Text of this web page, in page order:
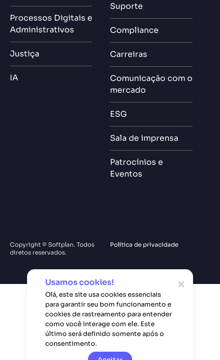
Processos Digitais e
Administrativos
Justiça
IA
Suporte
Compliance
Carreiras
Comunicação com o
mercado
ESG
Sala de imprensa
Patrocínios e
Eventos
Copyright © Softplan. Todos
diretos reservados.
Política de privacidade
Usamos cookies!
Olá, este site usa cookies essenciais
para garantir seu bom funcionamento e
cookies de rastreamento para entender
como você interage com ele. Este
último será definido somente após o
consentimento.